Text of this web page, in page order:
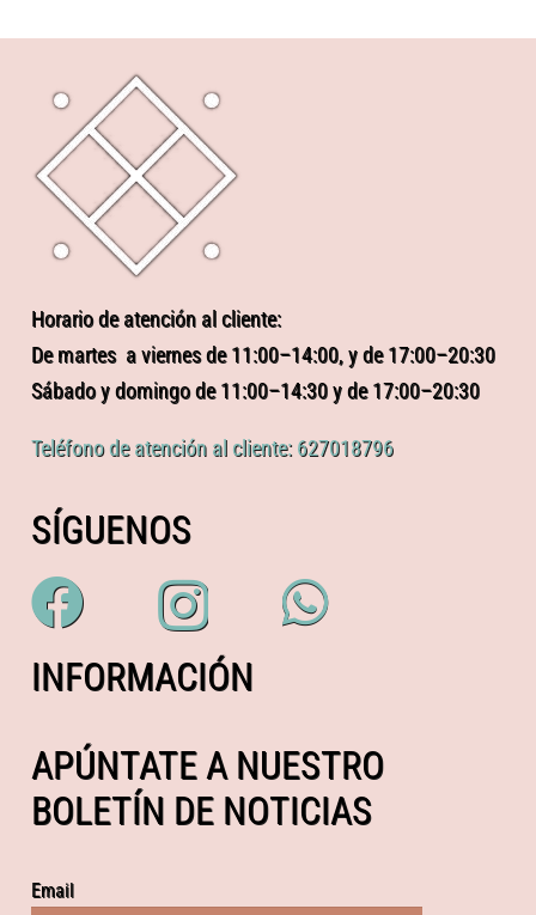
Horario de atención al cliente:
De martes a viernes de 11:00–14:00, y de 17:00–20:30
Sábado y domingo de 11:00–14:30 y de 17:00–20:30
Teléfono de atención al cliente: 627018796
SÍGUENOS
INFORMACIÓN
APÚNTATE A NUESTRO
BOLETÍN DE NOTICIAS
Email